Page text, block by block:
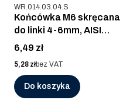
Kod produktu
WR.014.03.04.S
Końcówka M6 skręcana
do linki 4-6mm, AISI
304, SZLIF
Cena
6,49 zł
Cena
5,28 złbez VAT
Do koszyka